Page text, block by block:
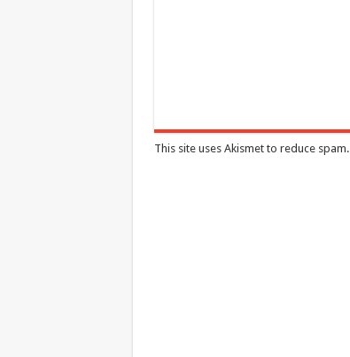
This site uses Akismet to reduce spam.